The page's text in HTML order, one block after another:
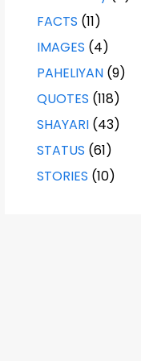
FACTS (11)
IMAGES (4)
PAHELIYAN (9)
QUOTES (118)
SHAYARI (43)
STATUS (61)
STORIES (10)